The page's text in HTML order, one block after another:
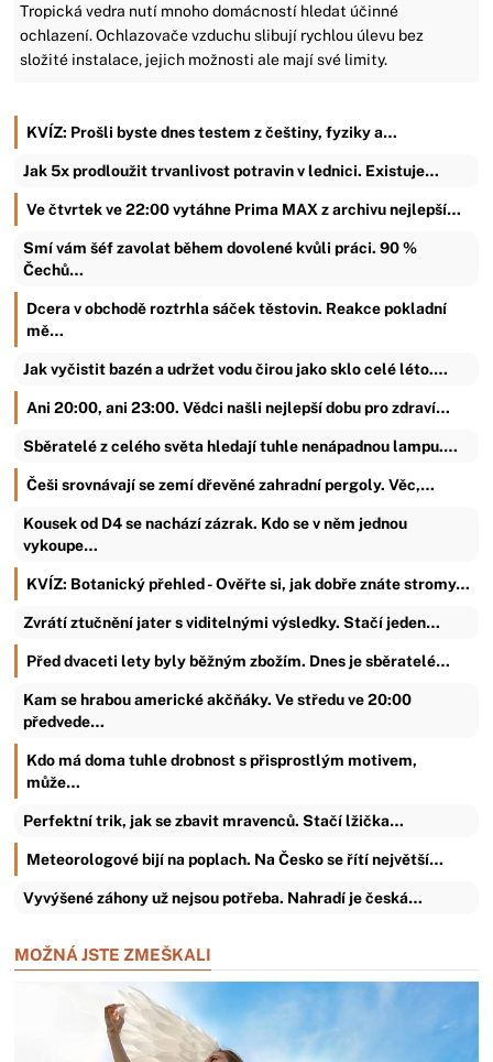
Tropická vedra nutí mnoho domácností hledat účinné
ochlazení. Ochlazovače vzduchu slibují rychlou úlevu bez
složité instalace, jejich možnosti ale mají své limity.
KVÍZ: Prošli byste dnes testem z češtiny, fyziky a…
Jak 5x prodloužit trvanlivost potravin v lednici. Existuje…
Ve čtvrtek ve 22:00 vytáhne Prima MAX z archivu nejlepší…
Smí vám šéf zavolat během dovolené kvůli práci. 90 %
Čechů…
Dcera v obchodě roztrhla sáček těstovin. Reakce pokladní
mě…
Jak vyčistit bazén a udržet vodu čirou jako sklo celé léto.…
Ani 20:00, ani 23:00. Vědci našli nejlepší dobu pro zdraví…
Sběratelé z celého světa hledají tuhle nenápadnou lampu.…
Češi srovnávají se zemí dřevěné zahradní pergoly. Věc,…
Kousek od D4 se nachází zázrak. Kdo se v něm jednou
vykoupe…
KVÍZ: Botanický přehled - Ověřte si, jak dobře znáte stromy…
Zvrátí ztučnění jater s viditelnými výsledky. Stačí jeden…
Před dvaceti lety byly běžným zbožím. Dnes je sběratelé…
Kam se hrabou americké akčňáky. Ve středu ve 20:00
předvede…
Kdo má doma tuhle drobnost s přisprostlým motivem,
může…
Perfektní trik, jak se zbavit mravenců. Stačí lžička…
Meteorologové bijí na poplach. Na Česko se řítí největší…
Vyvýšené záhony už nejsou potřeba. Nahradí je česká…
MOŽNÁ JSTE ZMEŠKALI